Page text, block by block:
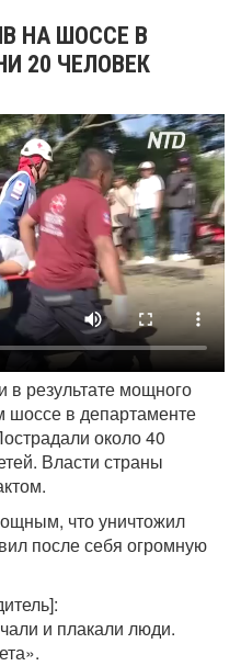
НА ШОССЕ В
20 ЧЕЛОВЕК
в результате мощного
шоссе в департаменте
около 40
Власти страны
что уничтожил
после себя огромную
и плакали люди.